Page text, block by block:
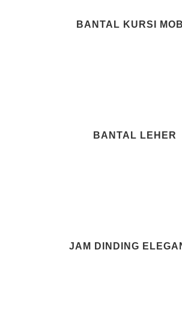
BANTAL KURSI
BANTAL LEHER
JAM DINDING